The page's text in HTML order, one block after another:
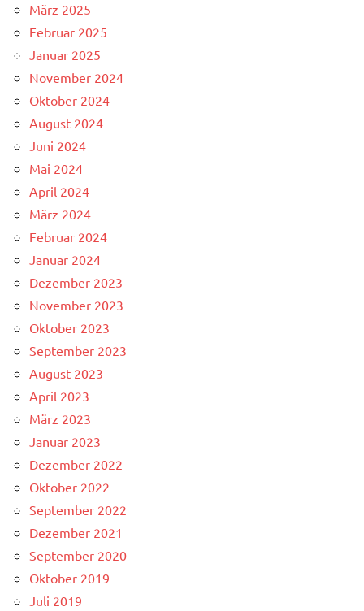
März 2025
Februar 2025
Januar 2025
November 2024
Oktober 2024
August 2024
Juni 2024
Mai 2024
April 2024
März 2024
Februar 2024
Januar 2024
Dezember 2023
November 2023
Oktober 2023
September 2023
August 2023
April 2023
März 2023
Januar 2023
Dezember 2022
Oktober 2022
September 2022
Dezember 2021
September 2020
Oktober 2019
Juli 2019